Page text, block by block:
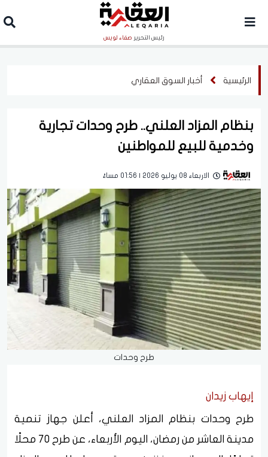
رئيس التحرير صفاء لويس
الرئيسية أخبار السوق العقاري
بنظام المزاد العلني.. طرح وحدات تجارية
وخدمية للبيع للمواطنين
الاربعاء 08 يوليو 2026 | 01:56 مساءً
طرح وحدات
إيهاب زيدان
طرح وحدات بنظام المزاد العلني، أعلن جهاز تنمية
مدينة العاشر من رمضان، اليوم الأربعاء، عن طرح 70 محلًا